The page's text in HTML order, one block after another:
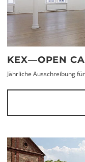
KEX—OPEN
Jährliche Ausschreibung